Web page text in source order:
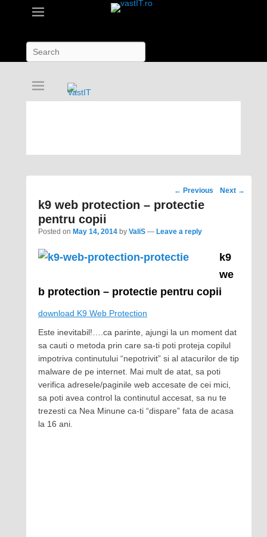
Search
vastIT.ro
Blog de Tehnologie
Post
navigation
← Previous Next →
k9 web protection – protectie
pentru copii
Posted on May 14, 2014 by ValiS — Leave a reply
k9
we
b protection – protectie pentru copii
download K9 Web Protection
Este inevitabil!….ca parinte, ajungi la un moment dat
sa cauti o metoda prin care sa-ti poti proteja copilul
impotriva continutului “nepotrivit” si al atacurilor de tip
malware de pe internet. Mai mult de atat, sa poti
verifica adresele/paginile web accesate de cei mici,
sa poti avea control la continutul accesat, sa nu te
trezesti ca Nea Minune ca-ti “dispare” fata de acasa
la 16 ani.